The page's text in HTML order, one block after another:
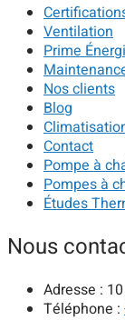
Ventilation
Prime
Nos clients
Blog
Contact
Pompe à
Pompes à
Études
Nous
Adresse :
Téléphone :